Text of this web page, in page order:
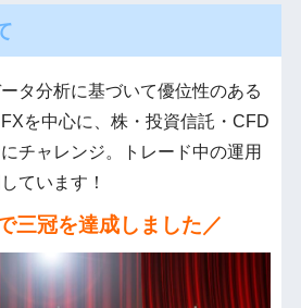
タ分析に基づいて優位性のある
を中心に、株・投資信託・CFD
チャレンジ。トレード中の運用
ています！
三冠を達成しました／